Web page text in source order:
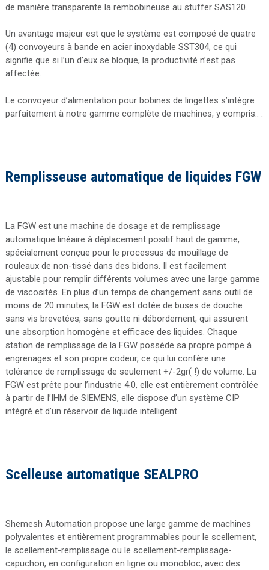
de manière transparente la rembobineuse au stuffer SAS120.
Un avantage majeur est que le système est composé de quatre
(4) convoyeurs à bande en acier inoxydable SST304, ce qui
signifie que si l’un d’eux se bloque, la productivité n’est pas
affectée.
Le convoyeur d’alimentation pour bobines de lingettes s’intègre
parfaitement à notre gamme complète de machines, y compris.. :
Remplisseuse automatique de liquides FGW
La FGW est une machine de dosage et de remplissage
automatique linéaire à déplacement positif haut de gamme,
spécialement conçue pour le processus de mouillage de
rouleaux de non-tissé dans des bidons. Il est facilement
ajustable pour remplir différents volumes avec une large gamme
de viscosités. En plus d’un temps de changement sans outil de
moins de 20 minutes, la FGW est dotée de buses de douche
sans vis brevetées, sans goutte ni débordement, qui assurent
une absorption homogène et efficace des liquides. Chaque
station de remplissage de la FGW possède sa propre pompe à
engrenages et son propre codeur, ce qui lui confère une
tolérance de remplissage de seulement +/-2gr( !) de volume. La
FGW est prête pour l’industrie 4.0, elle est entièrement contrôlée
à partir de l’IHM de SIEMENS, elle dispose d’un système CIP
intégré et d’un réservoir de liquide intelligent.
Scelleuse automatique SEALPRO
Shemesh Automation propose une large gamme de machines
polyvalentes et entièrement programmables pour le scellement,
le scellement-remplissage ou le scellement-remplissage-
capuchon, en configuration en ligne ou monobloc, avec des